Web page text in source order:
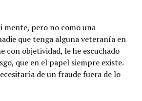
mente, pero no como una
que tenga alguna veteranía en
con objetividad, le he escuchado
que en el papel siempre existe.
de un fraude fuera de lo